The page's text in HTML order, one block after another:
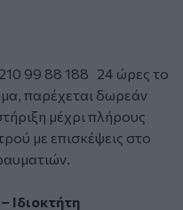
99 88 188 24 ώρες το
παρέχεται δωρεάν
μέχρι πλήρους
με επισκέψεις στο
Ιδιοκτήτη